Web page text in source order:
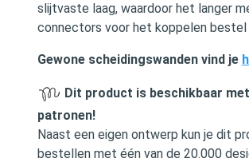
slijtvaste laag, waardoor het langer
connectors voor het koppelen bestel
Gewone scheidingswanden vind je
Dit product is beschikbaar
patronen!
Naast een eigen ontwerp kun je dit
bestellen met één van de 20.000